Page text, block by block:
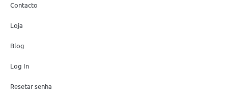
Contacto
Loja
Blog
Log In
Resetar senha